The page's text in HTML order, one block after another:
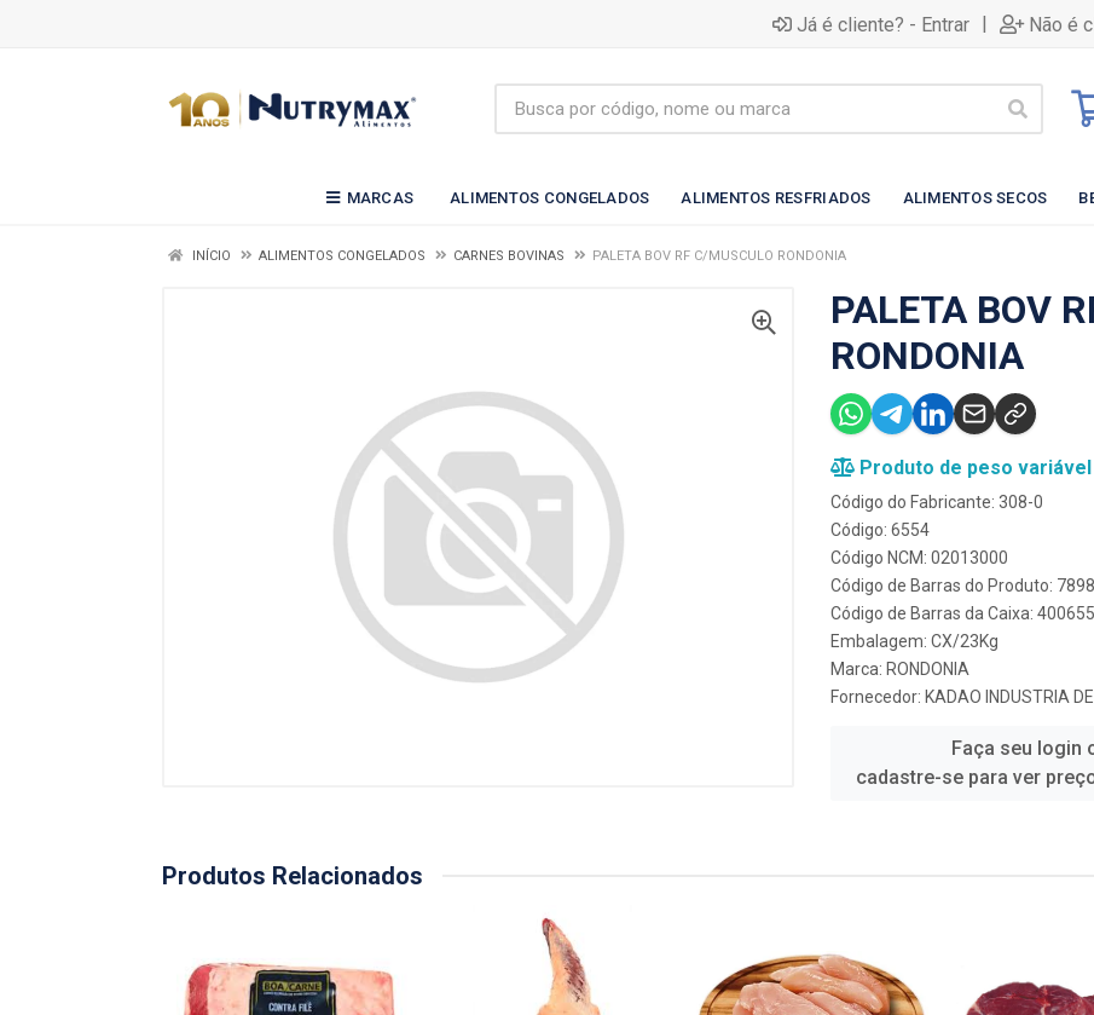
Já é cliente? - Entrar | Não é
MARCAS ALIMENTOS CONGELADOS ALIMENTOS RESFRIADOS ALIMENTOS SECOS
INÍCIO ALIMENTOS CONGELADOS CARNES BOVINAS PALETA BOV RF C/MUSCULO RONDONIA
PALETA BOV
RONDONIA
Produto de peso variável
Código do Fabricante: 308-0
Código: 6554
Código NCM: 02013000
Código de Barras do Produto:
Código de Barras da Caixa:
Embalagem: CX/23Kg
Marca: RONDONIA
Fornecedor: KADAO INDUSTRIA
Faça seu login
cadastre-se para ver
Produtos Relacionados